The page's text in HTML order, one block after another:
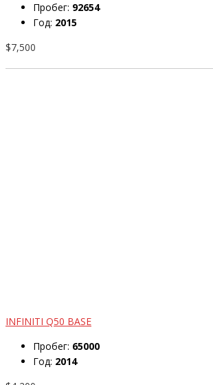
Пробег: 92654
Год: 2015
$7,500
INFINITI Q50 BASE
Пробег: 65000
Год: 2014